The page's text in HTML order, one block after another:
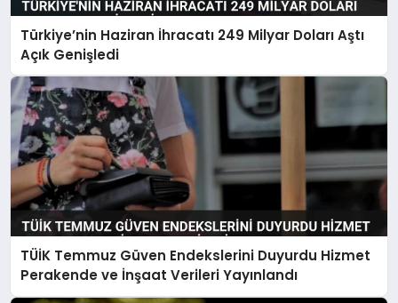
Türkiye’nin Haziran İhracatı 249 Milyar Doları Aştı
Açık Genişledi
TÜİK Temmuz Güven Endekslerini Duyurdu Hizmet
Perakende ve İnşaat Verileri Yayınlandı